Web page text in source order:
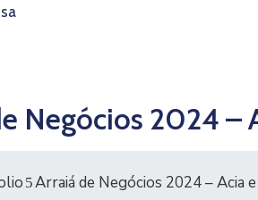
Negócios 2024 –
Arraiá de Negócios 2024 – Acia